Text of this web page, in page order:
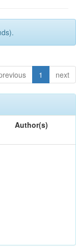
1 next
Author(s)